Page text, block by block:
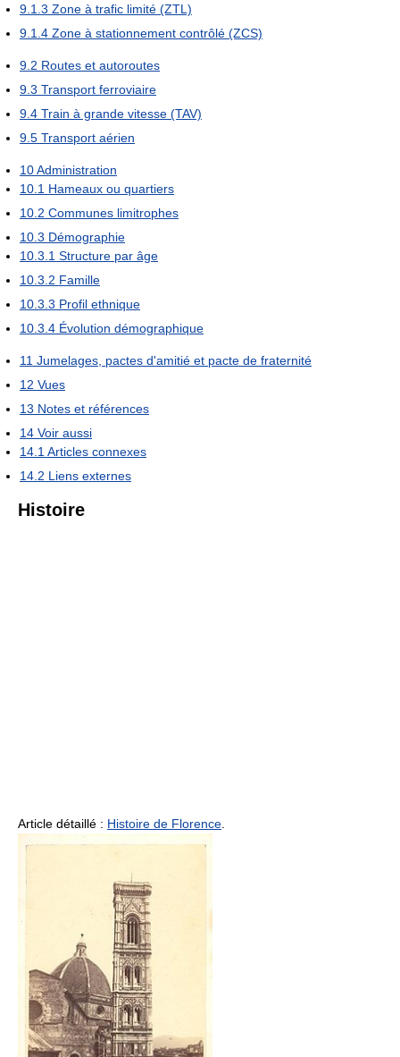
9.1.3 Zone à trafic limité (ZTL)
9.1.4 Zone à stationnement contrôlé (ZCS)
9.2 Routes et autoroutes
9.3 Transport ferroviaire
9.4 Train à grande vitesse (TAV)
9.5 Transport aérien
10Administration
10.1 Hameaux ou quartiers
10.2 Communes limitrophes
10.3 Démographie
10.3.1 Structure par âge
10.3.2 Famille
10.3.3 Profil ethnique
10.3.4 Évolution démographique
11 Jumelages, pactes d'amitié et pacte de fraternité
12 Vues
13 Notes et références
14 Voir aussi
14.1 Articles connexes
14.2 Liens externes
Histoire
Article détaillé : Histoire de Florence